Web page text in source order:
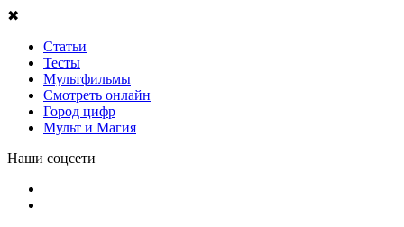
✖
Статьи
Тесты
Мультфильмы
Смотреть онлайн
Город цифр
Мульт и Магия
Наши соцсети